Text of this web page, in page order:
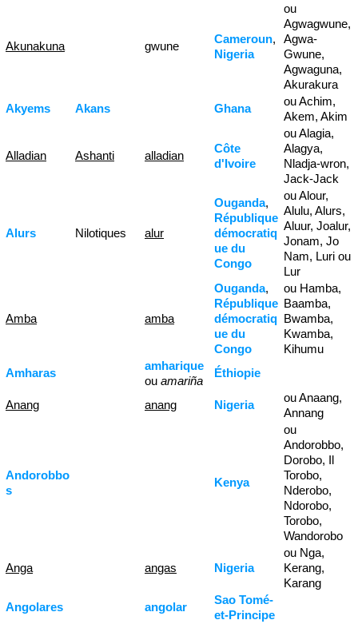
Akunakuna gwune
Cameroun,
Nigeria
ou
Agwagwune,
Agwa-
Gwune,
Agwaguna,
Akurakura
Akyems
Akans Ghana
ou Achim,
Akem, Akim
Alladian Ashanti alladian
Côte
d'Ivoire
ou Alagia,
Alagya,
Nladja-wron,
Jack-Jack
Alurs Nilotiques alur
Ouganda,
République
démocratiq
ue du
Congo
ou Alour,
Alulu, Alurs,
Aluur, Joalur,
Jonam, Jo
Nam, Luri ou
Lur
Amba amba
Ouganda,
République
démocratiq
ue du
Congo
ou Hamba,
Baamba,
Bwamba,
Kwamba,
Kihumu
Amharas
amharique
ou amariña
Éthiopie
Anang anang Nigeria
ou Anaang,
Annang
Andorobbo
s
Kenya
ou
Andorobbo,
Dorobo, Il
Torobo,
Nderobo,
Ndorobo,
Torobo,
Wandorobo
Anga angas Nigeria
ou Nga,
Kerang,
Karang
Angolares
angolar
Sao Tomé-
et-Principe